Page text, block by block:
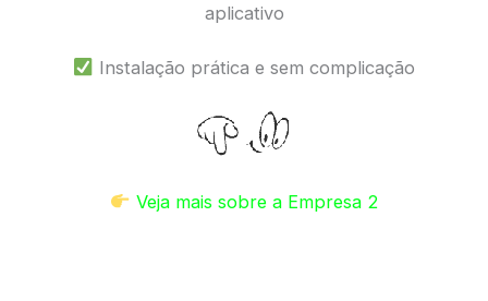
aplicativo
Instalação prática e sem complicação
Veja mais sobre a Empresa 2